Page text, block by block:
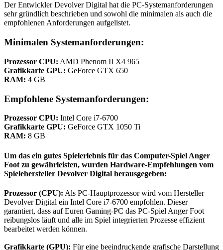
Der Entwickler Devolver Digital hat die PC-Systemanforderungen
sehr gründlich beschrieben und sowohl die minimalen als auch die
empfohlenen Anforderungen aufgelistet.
Minimalen Systemanforderungen:
Prozessor CPU: AMD Phenom II X4 965
Grafikkarte GPU: GeForce GTX 650
RAM: 4 GB
Empfohlene Systemanforderungen:
Prozessor CPU: Intel Core i7-6700
Grafikkarte GPU: GeForce GTX 1050 Ti
RAM: 8 GB
Um das ein gutes Spielerlebnis für das Computer-Spiel Anger
Foot zu gewährleisten, wurden Hardware-Empfehlungen vom
Spielehersteller Devolver Digital herausgegeben:
Prozessor (CPU): Als PC-Hauptprozessor wird vom Hersteller
Devolver Digital ein Intel Core i7-6700 empfohlen. Dieser
garantiert, dass auf Euren Gaming-PC das PC-Spiel Anger Foot
reibungslos läuft und alle im Spiel integrierten Prozesse effizient
bearbeitet werden können.
Grafikkarte (GPU): Für eine beeindruckende grafische Darstellung